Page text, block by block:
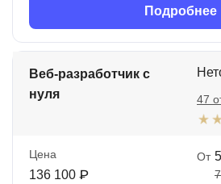
Подробнее
Веб-разработчик с
нуля
47
Цена
136 100 ₽
От